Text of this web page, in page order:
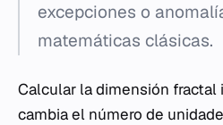
excepciones o
matemáticas clásicas.
Calcular la dimensión fractal
cambia el número de